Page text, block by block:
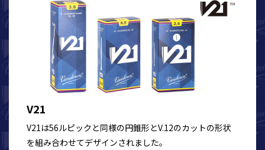
V21
V21は56ルピックと同様の円錐形とV.12のカットの形状
を組み合わせてデザインされました。